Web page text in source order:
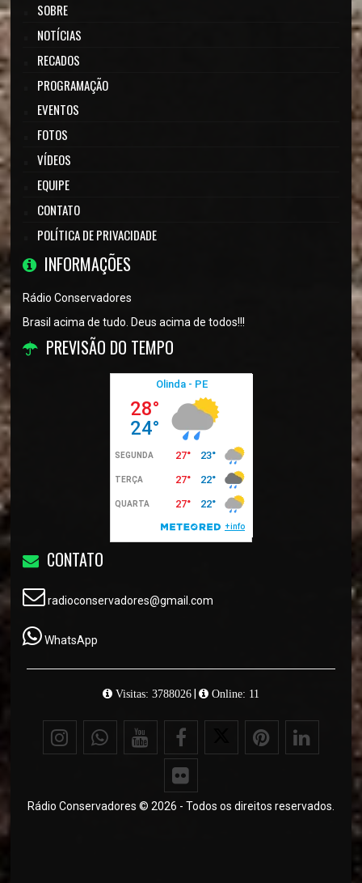
SOBRE
NOTÍCIAS
RECADOS
PROGRAMAÇÃO
EVENTOS
FOTOS
VÍDEOS
EQUIPE
CONTATO
POLÍTICA DE PRIVACIDADE
INFORMAÇÕES
Rádio Conservadores
Brasil acima de tudo. Deus acima de todos!!!
PREVISÃO DO TEMPO
CONTATO
radioconservadores@gmail.com
WhatsApp
Visitas: 3788026| Online: 11
Rádio Conservadores © 2026 - Todos os direitos reservados.